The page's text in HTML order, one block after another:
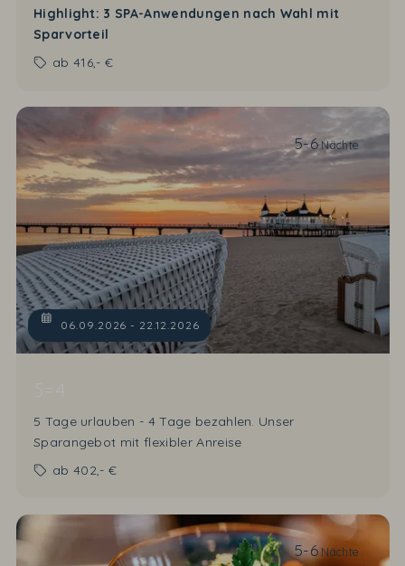
Highlight: 3 SPA-Anwendungen nach Wahl mit
Sparvorteil
ab416,- €
5-6 Nächte
06.09.2026 - 22.12.2026
02.01.2027 - 11.01.2027
01.11.2027 - 21.12.2027
5 Tage urlauben - 4 Tage bezahlen. Unser
Sparangebot mit flexibler Anreise
ab402,- €
5-6Nächte